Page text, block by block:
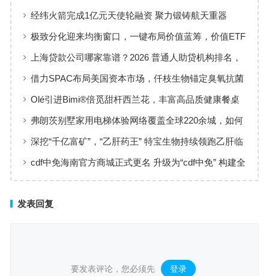
准，定义新会陈皮高质量发展
经纬火箭完成1亿元天使轮融资 聚力锻铸航天重器
极致分化迎来均衡窗口，一键布局价值蓝筹，价值ETF
华夏火热开售
上海贷款公司哪家靠谱？2026 普通人助贷机构排名，
工薪族借钱选择指南
借力SPAC布局美国资本市场，仟枝生物锚定臭氧抗菌
黄金赛道
Olé引进Bimi®倍觅甜杆西兰花，丰富高品质健康餐桌
新选择
弗朗茨别墅家用电梯体验网络覆盖全球220余城，如何
实现高效服务响应
深挖“千亿富矿”，“乙肝药王” 特宝生物持续领跑乙肝临
床治愈
cdf中免海南官方商城正式更名 升级为“cdf中免” 构建全
发表回复
要发表评论，您必须先 登录 。